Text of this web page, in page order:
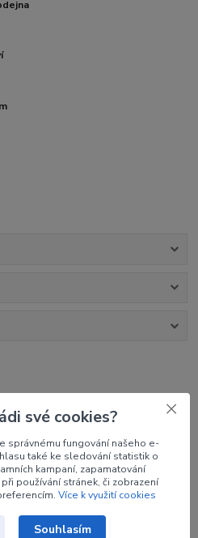
BEITER
#20 zelená transparentní
své cookies?
správnému fungování našeho e-
také ke sledování statistik o
kampaní, zapamatování
používání stránek, či zobrazení
Více k využití cookies
Souhlasím